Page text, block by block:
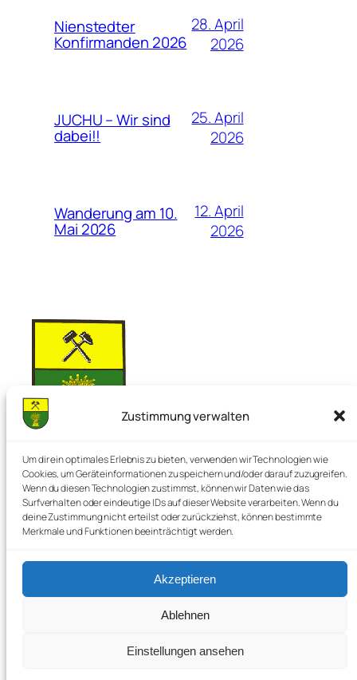
Zustimmung verwalten
Um dir ein optimales Erlebnis zu bieten, verwenden wir Technologien wie
Cookies, um Geräteinformationen zu speichern und/oder darauf zuzugreifen.
Wenn du diesen Technologien zustimmst, können wir Daten wie das
Surfverhalten oder eindeutige IDs auf dieser Website verarbeiten. Wenn du
deine Zustimmung nicht erteilst oder zurückziehst, können bestimmte
Merkmale und Funktionen beeinträchtigt werden.
Akzeptieren
Ablehnen
Einstellungen ansehen
Nienstedter
Konfirmanden 2026
28. April
2026
JUCHU – Wir sind
dabei!!
25. April
2026
Wanderung am 10.
Mai 2026
12. April
2026
Nienstedt im Deister
Die Perle im Deister
Cookie-Richtlinie (EU)
Datenschutzerklärung
©️ Nienstedt im Deister, 2025